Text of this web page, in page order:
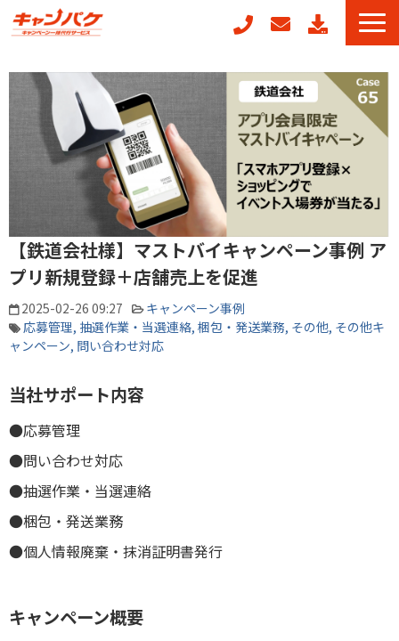
キャンガチャ
周年記念キャンペーンパッケージ
POSレジ連動キャンペーン
キャンペーン事例
お役立ちコラム
【鉄道会社様】マストバイキャンペーン事例 ア
プリ新規登録＋店舗売上を促進
2025-02-26 09:27
キャンペーン事例
応募管理 抽選作業・当選連絡 梱包・発送業務 その他 その他キ
ャンペーン 問い合わせ対応
当社サポート内容
●応募管理
●問い合わせ対応
●抽選作業・当選連絡
●梱包・発送業務
●個人情報廃棄・抹消証明書発行
キャンペーン概要